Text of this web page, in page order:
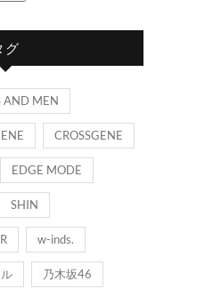
グ
AND MEN
CROSSGENE
EDGE MODE
SHIN
w-inds.
乃木坂46